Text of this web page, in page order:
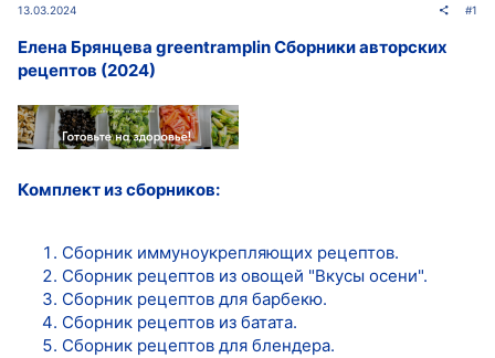
13.03.2024 #1
Елена Брянцева greentramplin Сборники авторских
рецептов (2024)
Комплект из сборников:
Сборник иммуноукрепляющих рецептов.
Сборник рецептов из овощей "Вкусы осени".
Сборник рецептов для барбекю.
Сборник рецептов из батата.
Сборник рецептов для блендера.